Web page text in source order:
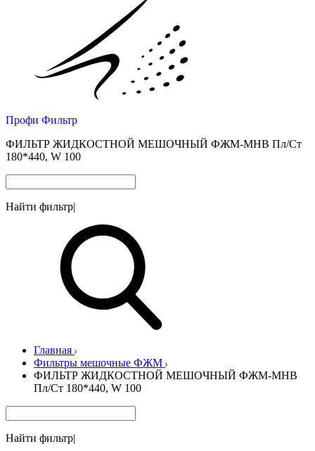
Профи Фильтр
ФИЛЬТР ЖИДКОСТНОЙ МЕШОЧНЫЙ ФЖМ-МНВ Пл/Ст
180*440, W 100
Найти фильтр|
Главная
Фильтры мешочные ФЖМ
ФИЛЬТР ЖИДКОСТНОЙ МЕШОЧНЫЙ ФЖМ-МНВ
Пл/Ст 180*440, W 100
Найти фильтр|